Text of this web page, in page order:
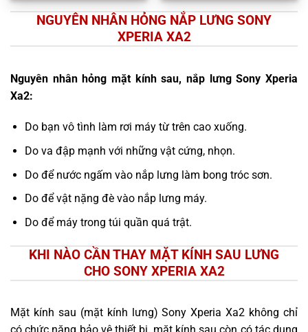
NGUYÊN NHÂN HỎNG NẮP LƯNG SONY
XPERIA XA2
Nguyên nhân hỏng mặt kính sau, nắp lưng Sony Xperia
Xa2:
Do bạn vô tình làm rơi máy từ trên cao xuống.
Do va đập mạnh với những vật cứng, nhọn.
Do để nước ngấm vào nắp lưng làm bong tróc sơn.
Do để vật nặng đè vào nắp lưng máy.
Do để máy trong túi quần quá trật.
KHI NÀO CẦN THAY MẶT KÍNH SAU LƯNG
CHO SONY XPERIA XA2
Mặt kính sau (mặt kính lưng) Sony Xperia Xa2 không chỉ